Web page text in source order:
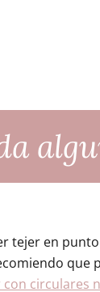
tejer en
que
con circulares